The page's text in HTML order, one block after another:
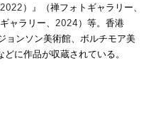
）』（禅フォトギャラリー、
ャラリー、2024）等。香港
ョンソン美術館、ボルチモア美
に作品が収蔵されている。